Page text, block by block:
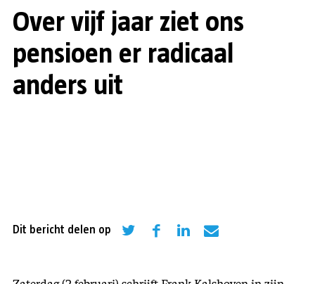
Over vijf jaar ziet ons
pensioen er radicaal
anders uit
Dit bericht delen op